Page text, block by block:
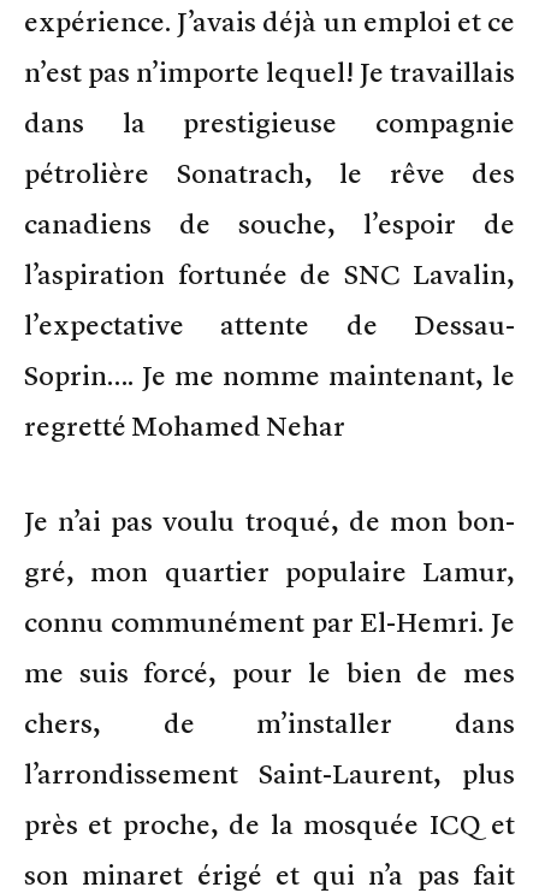
expérience. J’avais déjà un emploi et ce
n’est pas n’importe lequel! Je travaillais
dans la prestigieuse compagnie
pétrolière Sonatrach, le rêve des
canadiens de souche, l’espoir de
l’aspiration fortunée de SNC Lavalin,
l’expectative attente de Dessau-
Soprin…. Je me nomme maintenant, le
regretté Mohamed Nehar
Je n’ai pas voulu troqué, de mon bon-
gré, mon quartier populaire Lamur,
connu communément par El-Hemri. Je
me suis forcé, pour le bien de mes
chers, de m’installer dans
l’arrondissement Saint-Laurent, plus
près et proche, de la mosquée ICQ et
son minaret érigé et qui n’a pas fait